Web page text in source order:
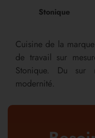
Stonique
Cuisine de la
de travail sur
Stonique. Du sur
modernité.